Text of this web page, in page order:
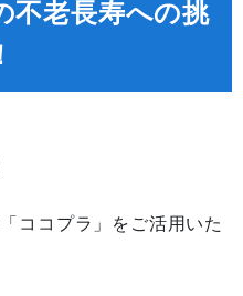
不老長寿への挑
ココプラ」をご活用いた